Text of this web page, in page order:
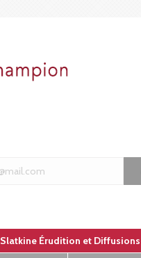
Slatkine Érudition et Diffusions